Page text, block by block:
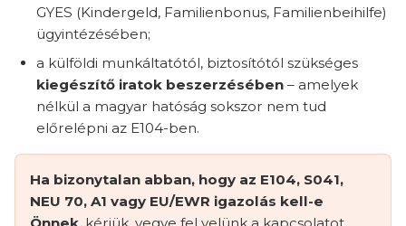
GYES (Kindergeld, Familienbonus, Familienbeihilfe)
ügyintézésében;
a külföldi munkáltatótól, biztosítótól szükséges
kiegészítő iratok beszerzésében – amelyek
nélkül a magyar hatóság sokszor nem tud
előrelépni az E104-ben.
Ha bizonytalan abban, hogy az E104, S041,
NEU 70, A1 vagy EU/EWR igazolás kell-e